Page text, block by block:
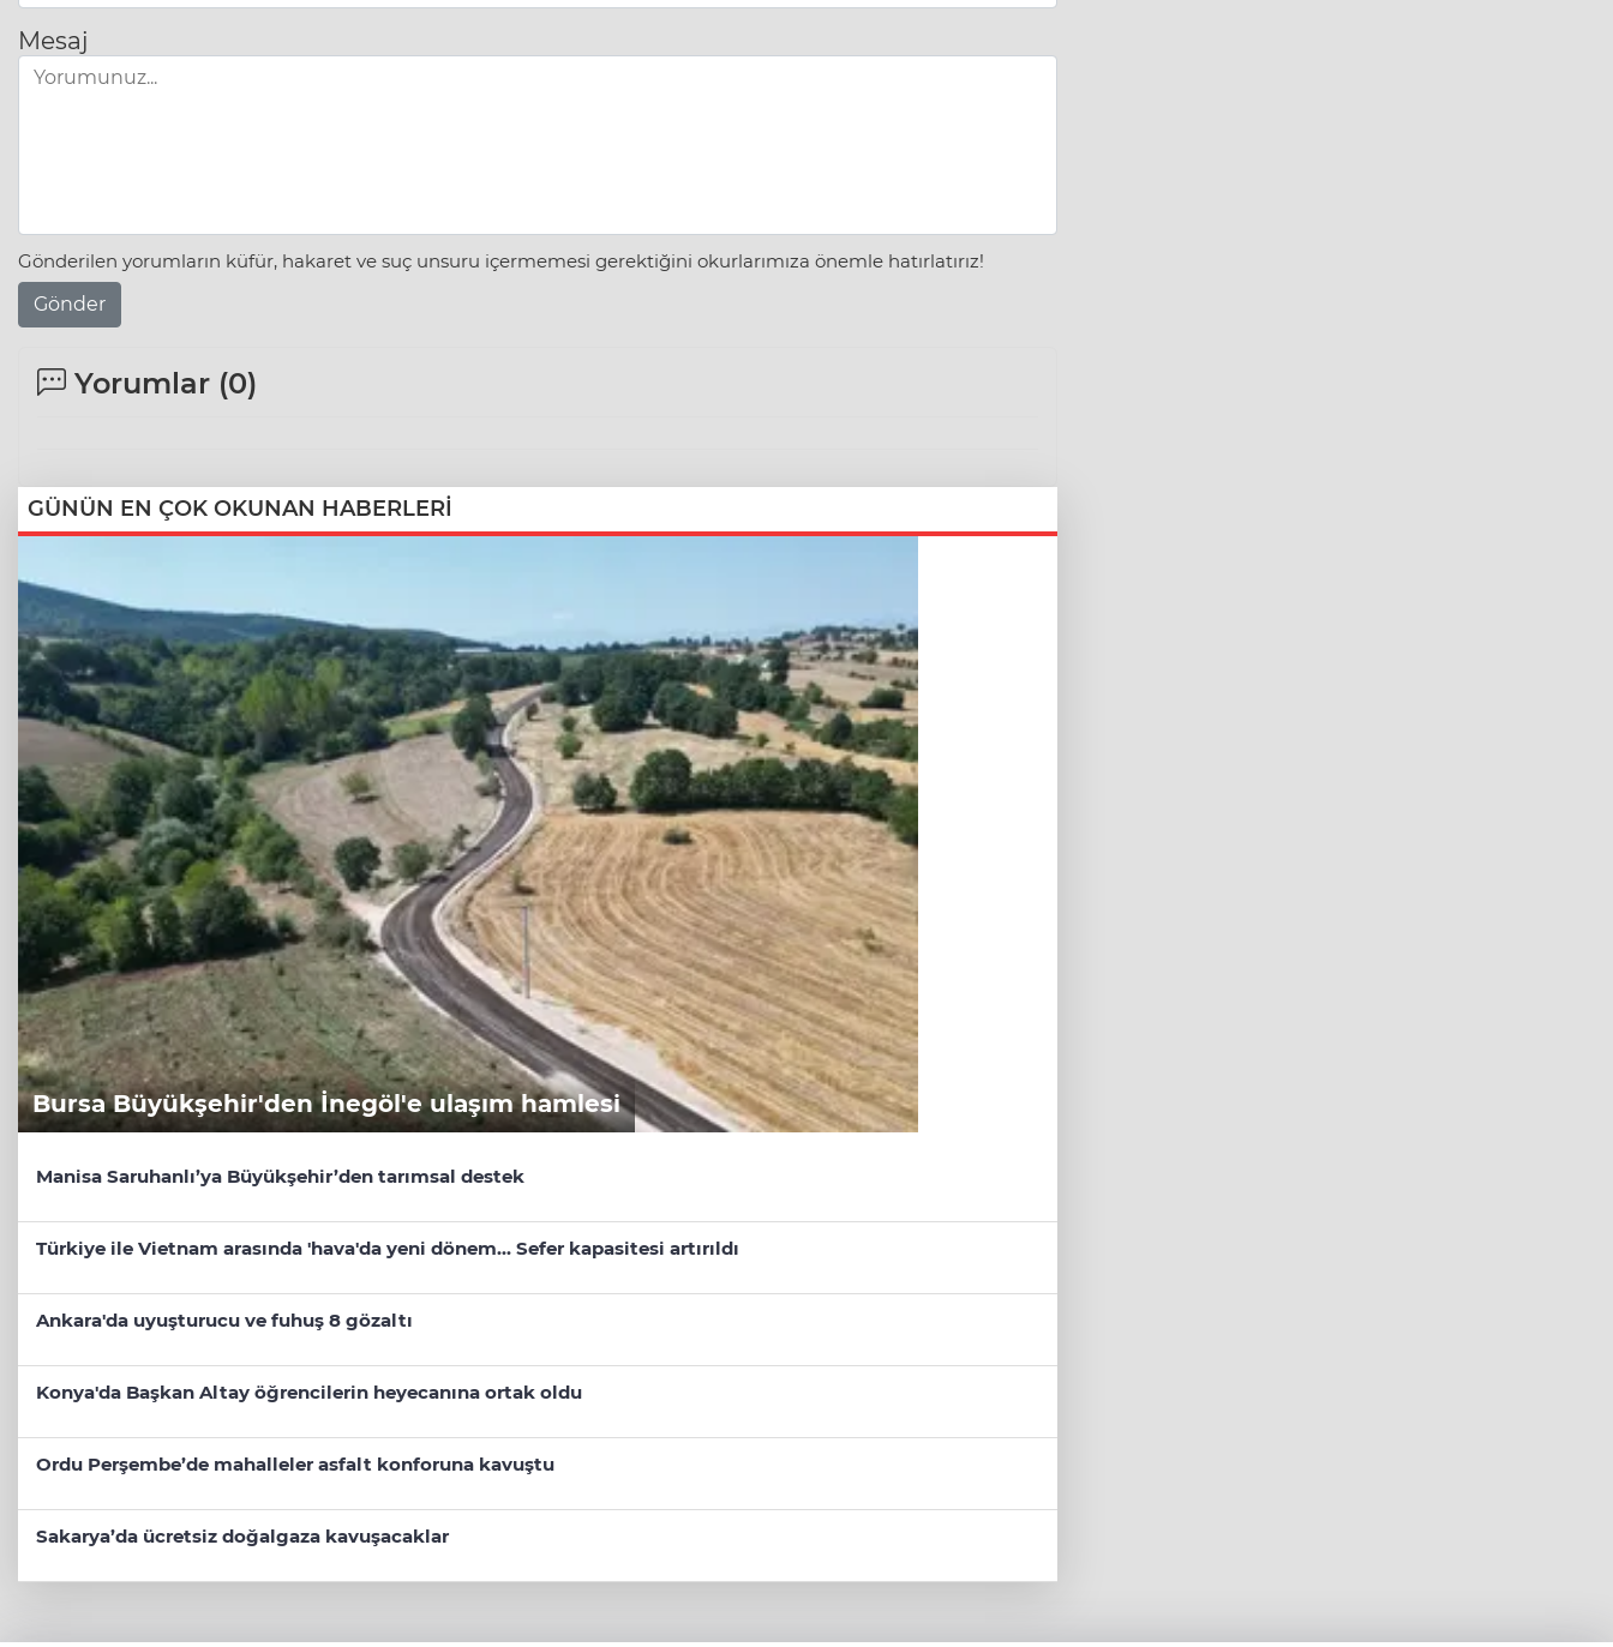
Mesaj
Gönderilen yorumların küfür, hakaret ve suç unsuru içermemesi gerektiğini okurlarımıza önemle hatırlatırız!
Gönder
Yorumlar (0)
GÜNÜN EN ÇOK OKUNAN HABERLERİ
Bursa Büyükşehir'den İnegöl'e ulaşım hamlesi
Manisa Saruhanlı’ya Büyükşehir’den tarımsal destek
Türkiye ile Vietnam arasında 'hava'da yeni dönem... Sefer kapasitesi artırıldı
Ankara'da uyuşturucu ve fuhuş 8 gözaltı
Konya'da Başkan Altay öğrencilerin heyecanına ortak oldu
Ordu Perşembe’de mahalleler asfalt konforuna kavuştu
Sakarya’da ücretsiz doğalgaza kavuşacaklar